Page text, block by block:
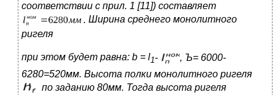
соответствии с прил. 1 [11]) составляет
. Ширина среднего монолитного
ригеля
при этом будет равна: b = l1- , Ъ= 6000-
6280=520мм. Высота полки монолитного ригеля
по заданию 80мм. Тогда высота ригеля